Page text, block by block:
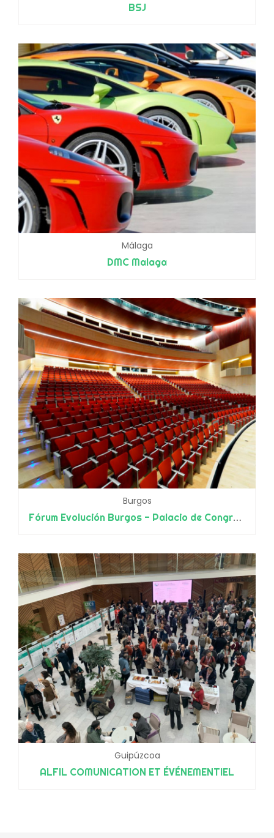
BSJ
Málaga
DMC Malaga
Burgos
Fórum Evolución Burgos - Palacio de Congresos
Guipúzcoa
ALFIL COMUNICATION ET ÉVÉNEMENTIEL